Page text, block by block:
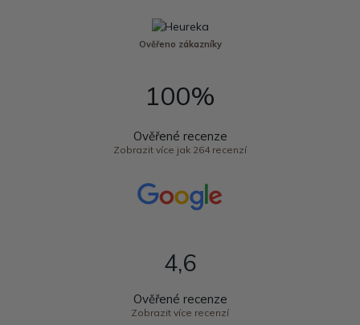
Ověřeno zákazníky
100%
Ověřené recenze
Zobrazit více jak 264 recenzí
4,6
Ověřené recenze
Zobrazit více recenzí